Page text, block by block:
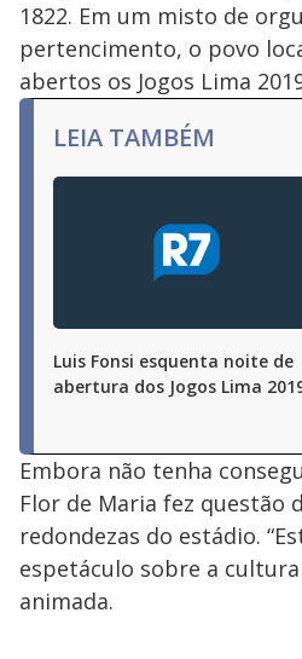
1822. Em um misto de
pertencimento, o povo
abertos os Jogos Lima
LEIA TAMBÉM
Luis Fonsi esquenta noite de
abertura dos Jogos Lima
Embora não tenha
Flor de Maria fez questão
redondezas do estádio.
espetáculo sobre a cultura
animada.